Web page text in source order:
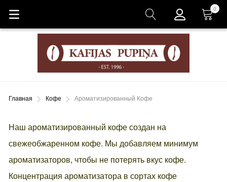
Корзина
0
Главная Кофе Ароматизированный Кофе
Наш ароматизированный кофе создан на
свежеобжаренном кофе. Мы добавляем минимум
ароматизаторов, чтобы не потерять вкус кофе.
Концентрация ароматизатора в сортах кофе